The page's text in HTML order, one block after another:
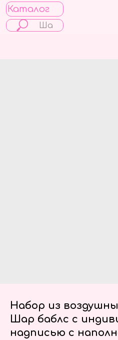
Каталог
Набор из
Шар баблс с
надписью с